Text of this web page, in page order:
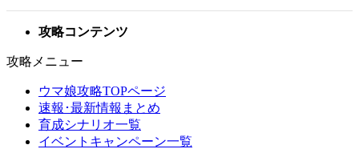
攻略コンテンツ
攻略メニュー
ウマ娘攻略TOPページ
速報･最新情報まとめ
育成シナリオ一覧
イベントキャンペーン一覧